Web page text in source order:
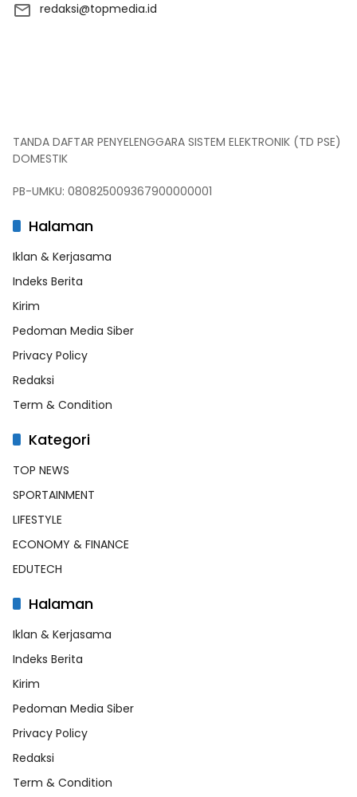
redaksi@topmedia.id
TANDA DAFTAR PENYELENGGARA SISTEM ELEKTRONIK (TD PSE)
DOMESTIK
PB-UMKU: 080825009367900000001
Halaman
Iklan & Kerjasama
Indeks Berita
Kirim
Pedoman Media Siber
Privacy Policy
Redaksi
Term & Condition
Kategori
TOP NEWS
SPORTAINMENT
LIFESTYLE
ECONOMY & FINANCE
EDUTECH
Halaman
Iklan & Kerjasama
Indeks Berita
Kirim
Pedoman Media Siber
Privacy Policy
Redaksi
Term & Condition